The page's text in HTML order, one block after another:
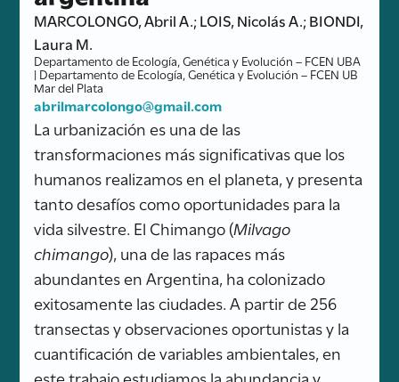
MARCOLONGO, Abril A.; LOIS, Nicolás A.; BIONDI,
Laura M.
Departamento de Ecología, Genética y Evolución – FCEN UBA
| Departamento de Ecología, Genética y Evolución – FCEN UB
Mar del Plata
abrilmarcolongo@gmail.com
La urbanización es una de las
transformaciones más significativas que los
humanos realizamos en el planeta, y presenta
tanto desafíos como oportunidades para la
vida silvestre. El Chimango (Milvago
chimango), una de las rapaces más
abundantes en Argentina, ha colonizado
exitosamente las ciudades. A partir de 256
transectas y observaciones oportunistas y la
cuantificación de variables ambientales, en
este trabajo estudiamos la abundancia y